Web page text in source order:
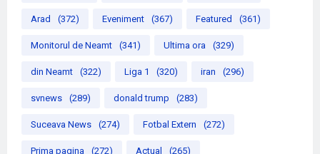
Arad (372) Eveniment (367) Featured (361)
Monitorul de Neamt (341) Ultima ora (329)
din Neamt (322) Liga 1 (320) iran (296)
svnews (289) donald trump (283)
Suceava News (274) Fotbal Extern (272)
Prima pagina (272) Actual (265)